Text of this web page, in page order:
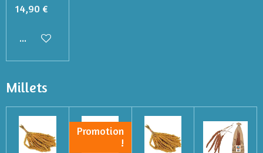
14,90 €
Ajouter au panier
Millets
Promotion
!